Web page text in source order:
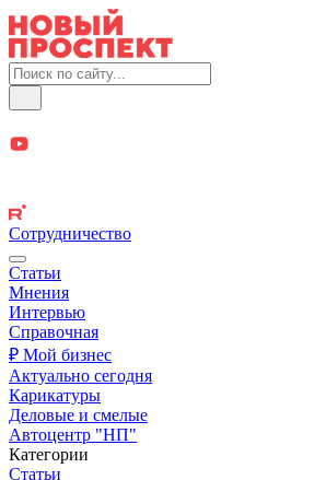
Сотрудничество
Статьи
Мнения
Интервью
Справочная
₽ Мой бизнес
Актуально сегодня
Карикатуры
Деловые и смелые
Автоцентр "НП"
Категории
Статьи